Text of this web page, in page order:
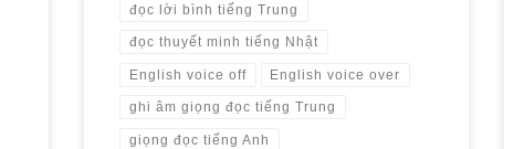
đọc lời bình tiếng Trung
đọc thuyết minh tiếng Nhật
English voice off English voice over
ghi âm giọng đọc tiếng Trung
giọng đọc tiếng Anh